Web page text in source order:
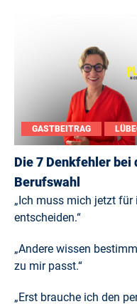
GASTBEITRAG
Die 7 Denkfehler bei
Berufswahl
„Ich muss mich jetzt für
entscheiden.“
„Andere wissen
zu mir passt.“
„Erst brauche ich den